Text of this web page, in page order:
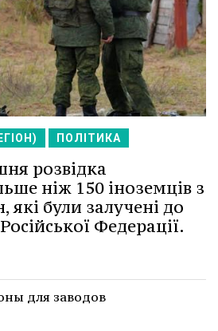
ПОЛІТИКА
розвідка
ніж 150 іноземців з
які були залучені до
Федерації.
для заводов